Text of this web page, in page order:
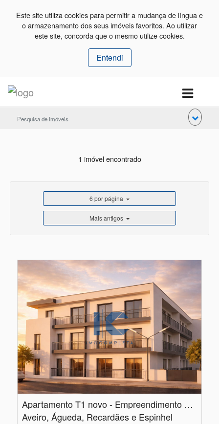
Este site utiliza cookies para permitir a mudança de língua e
o armazenamento dos seus imóveis favoritos. Ao utilizar
este site, concorda que o mesmo utilize cookies.
Entendi
Pesquisa de Imóveis
1 imóvel encontrado
6 por página
Mais antigos
Apartamento T1 novo - Empreendimento Beiral - Recardães - Águeda
Aveiro, Águeda, Recardães e Espinhel